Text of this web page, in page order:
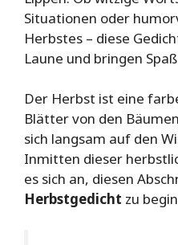
Situationen oder
Herbstes – diese
Laune und bringen
Der Herbst ist eine
Blätter von den
sich langsam auf den
Inmitten dieser
es sich an, diesen
Herbstgedicht zu